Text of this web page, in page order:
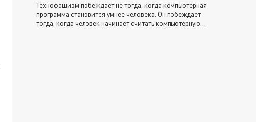
Технофашизм побеждает не тогда, когда компьютерная
программа становится умнее человека. Он побеждает
тогда, когда человек начинает считать компьютерную